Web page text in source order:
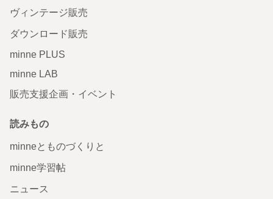
ヴィンテージ販売
ダウンロード販売
minne PLUS
minne LAB
販売支援企画・イベント
読みもの
minneとものづくりと
minne学習帖
ニュース